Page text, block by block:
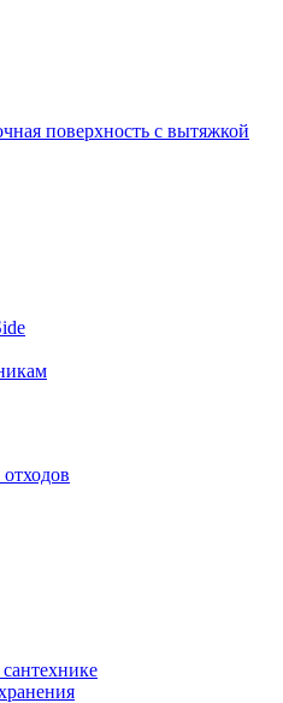
поверхность с вытяжкой